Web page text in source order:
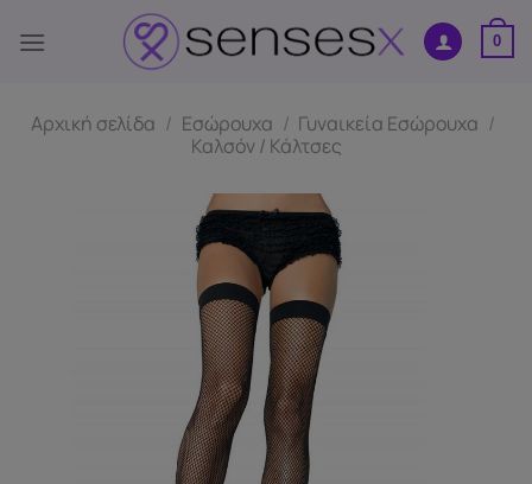
στο
0
Αρχική σελίδα / Εσώρουχα / Γυναικεία Εσώρουχα /
Καλσόν / Κάλτσες